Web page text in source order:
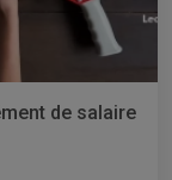
de salaire